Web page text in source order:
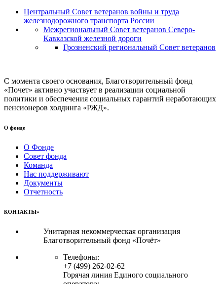
Центральный Совет ветеранов войны и труда
железнодорожного транспорта России
Межрегиональный Совет ветеранов Северо-
Кавказской железной дороги
Грозненский региональный Совет ветеранов
С момента своего основания, Благотворительный фонд
«Почет» активно участвует в реализации социальной
политики и обеспечения социальных гарантий неработающих
пенсионеров холдинга «РЖД».
О фонде
О Фонде
Совет фонда
Команда
Нас поддерживают
Документы
Отчетность
КОНТАКТЫ»
Унитарная некоммерческая организация
Благотворительный фонд «Почёт»
Телефоны:
+7 (499) 262-02-62
Горячая линия Единого социального